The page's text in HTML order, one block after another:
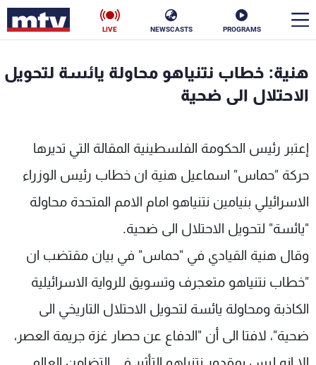
PROGRAMS
NEWSCASTS
LIVE
هنية: خطاب نتنياهو محاولة يائسة لتحويل
الاحتلال الى ضحية
إعتبر رئيس الحكومة الفلسطينية المقالة التي تديرها
حركة "حماس" اسماعيل هنية ان خطاب رئيس الوزراء
الاسرائيلي بنيامين نتنياهو امام الامم المتحدة محاولة
"يائسة" لتحويل الاحتلال الى ضحية.
وقال هنية القيادي في "حماس" في بيان مقتضب ان
"خطاب نتنياهو متعجرف وتسويق للرواية الاسرائيلية
الكاذبة ومحاولة يائسة لتحويل الاحتلال التاريخي الى
ضحية"، لافتا الى أن "الدفاع عن حصار غزة جريمة العصر،
الأخبار
إقتصاد
منوعات رياضة
كأس العالم
البرامج
جدول البرامج
شاهد البرامج